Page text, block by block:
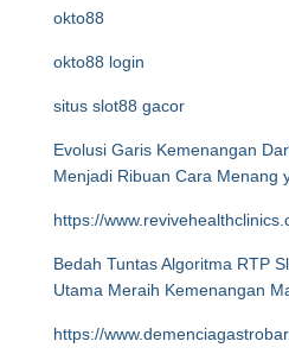
okto88
okto88 login
situs slot88 gacor
Evolusi Garis Kemenangan
Menjadi Ribuan Cara Menang
https://
Bedah Tuntas Algoritma RTP
Utama Meraih Kemenangan
https://